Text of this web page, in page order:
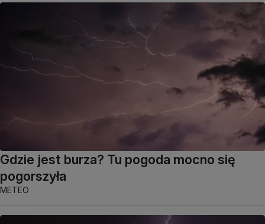
Gdzie jest burza? Tu pogoda mocno się
pogorszyła
METEO